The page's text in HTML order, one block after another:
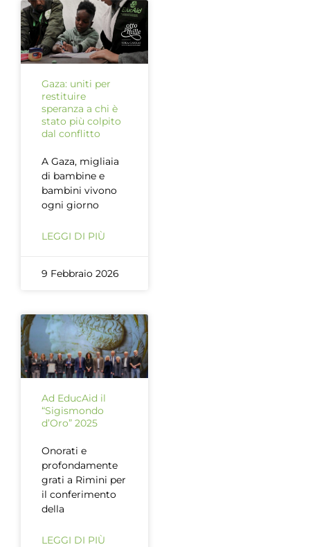
Gaza: uniti per
restituire
speranza a chi è
stato più colpito
dal conflitto
A Gaza, migliaia
di bambine e
bambini vivono
ogni giorno
LEGGI DI PIÙ
9 Febbraio 2026
Ad EducAid il
“Sigismondo
d’Oro” 2025
Onorati e
profondamente
grati a Rimini per
il conferimento
della
LEGGI DI PIÙ